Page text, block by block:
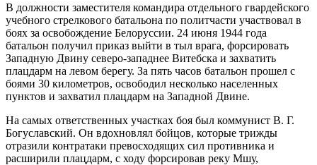
В должности заместителя командира отдельного гвардейского
учебного стрелкового батальона по политчасти участвовал в
боях за освобождение Белоруссии. 24 июня 1944 года
батальон получил приказ выйти в тыл врага, форсировать
Западную Двину северо-западнее Витебска и захватить
плацдарм на левом берегу. За пять часов батальон прошел с
боями 30 километров, освободил несколько населенных
пунктов и захватил плацдарм на Западной Двине.
На самых ответственных участках боя был коммунист В. Г.
Богуславский. Он вдохновлял бойцов, которые трижды
отразили контратаки превосходящих сил противника и
расширили плацдарм, с ходу форсировав реку Мшу,